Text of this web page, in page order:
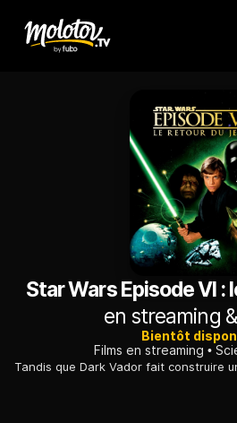
Star Wars Episode VI :
en streaming
Bientôt
Films en streaming